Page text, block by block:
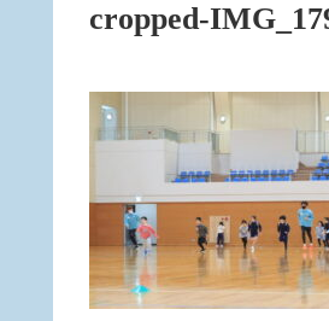
cropped-